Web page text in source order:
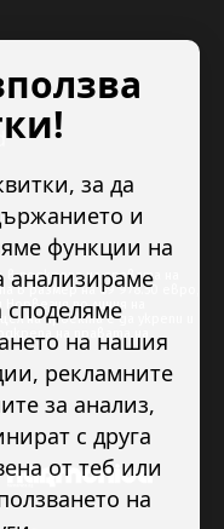
подкрепа на правата на
в размер на 89 978.50 евро,
по линия на
на проекта е да укрепи и
на правата на
за да
и
функции на
анализираме
на нашия
рекламните
за анализ,
с друга
от теб или
на